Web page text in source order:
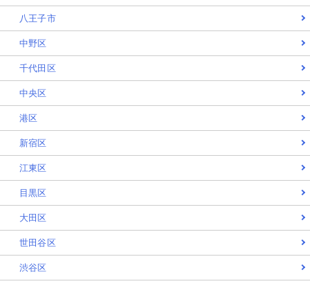
八王子市
中野区
千代田区
中央区
港区
新宿区
江東区
目黒区
大田区
世田谷区
渋谷区